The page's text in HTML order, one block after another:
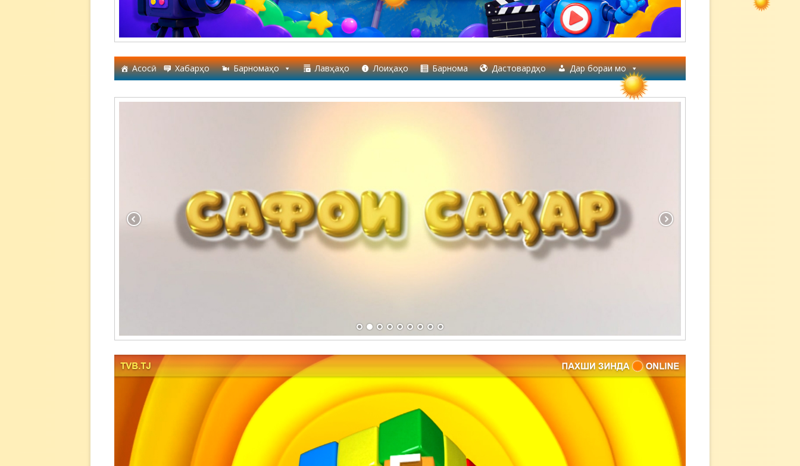
Асосӣ Хабарҳо Барномаҳо Лавҳаҳо Лоиҳаҳо Барнома Дастовардҳо Дар бораи мо